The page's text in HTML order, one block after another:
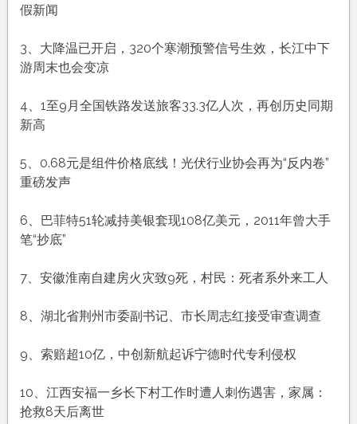
月
工
快，
喜
假新闻
3、大降温已开启，320个寒潮预警信号生效，长江中下
游周末也会变凉
4、1至9月全国铁路发送旅客33.3亿人次，再创历史同期
新高
5、0.68元是组件价格底线！光伏行业协会再为“反内卷”
重磅发声
6、巴菲特51轮减持美银套现108亿美元，2011年曾大手
笔“抄底”
7、安徽淮南自建房火灾致9死，村民：死者系外来工人
8、湖北省荆州市委副书记、市长周志红接受审查调查
9、索赔超10亿，中创新航起诉宁德时代专利侵权
10、江西安福一乡长下村工作时遭人刺伤遇害，家属：
抢救8天后离世